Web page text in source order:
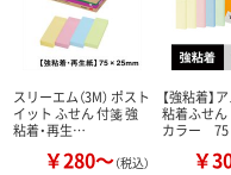
スリーエム（3M） ポスト
イット ふせん 付箋 強
粘着・再生…
￥280～（税込）
【強粘着
粘着ふせ
カラー
￥